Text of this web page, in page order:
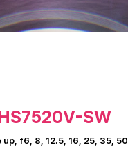
SW
up, f6, 8, 12.5, 16, 25, 35,